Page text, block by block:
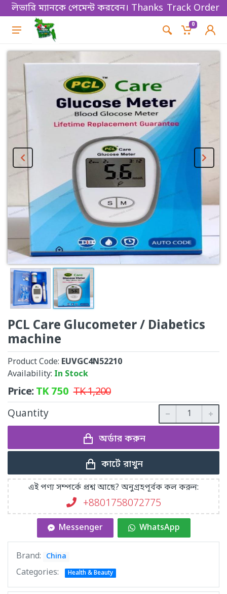
পেমেন্ট করবেন। Thanks for shopping!Track Order
0
PCL Care Glucometer / Diabetics
machine
Product Code: EUVGC4N52210
Availability: In Stock
Price:TK750 TK1,200
Quantity
অর্ডার করুন
কার্টে রাখুন
এই পণ্য সম্পর্কে প্রশ্ন আছে? অনুগ্রহপূর্বক কল করুন:
+8801758072775‬
Messenger WhatsApp
Brand: China
Categories: Health & Beauty